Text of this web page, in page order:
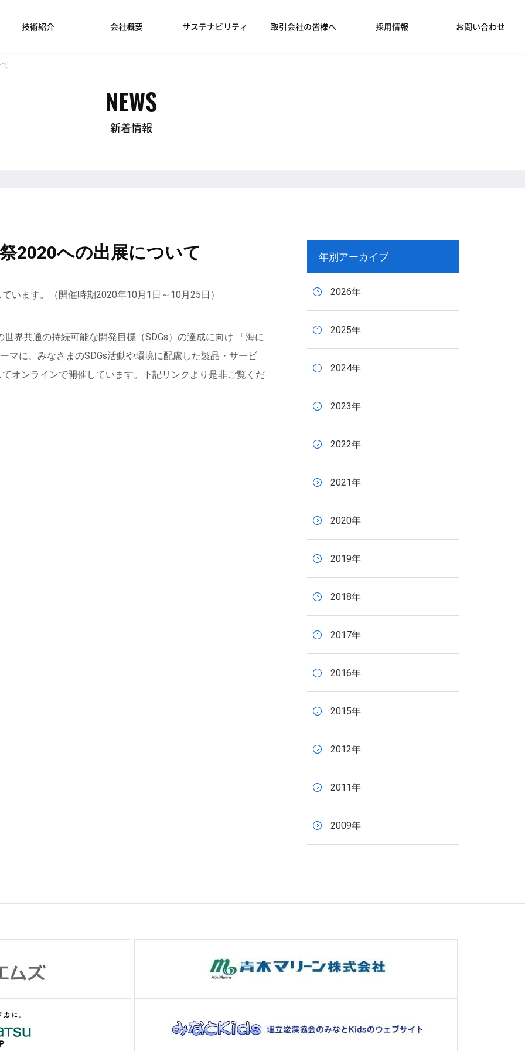
技術紹介 会社概要 サステナビリティ 取引会社の皆様へ 採用情報 お問い合わせ
NEWS
新着情報
2020への出展について
います。（開催時期2020年10月1日～10月25日）
界共通の持続可能な開発目標（SDGs）の達成に向け 「海に
マに、みなさまのSDGs活動や環境に配慮した製品・サービ
オンラインで開催しています。下記リンクより是非ご覧くだ
年別アーカイブ
2026年
2025年
2024年
2023年
2022年
2021年
2020年
2019年
2018年
2017年
2016年
2015年
2012年
2011年
2009年